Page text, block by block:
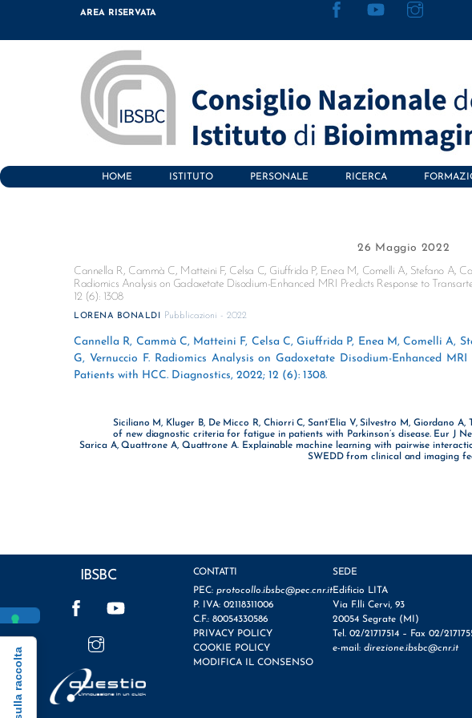
content
AREA RISERVATA
HOME ISTITUTO PERSONALE RICERCA
26 Maggio 2022
Cannella R, Cammà C, Matteini F, Celsa C, Giuffrida P, Enea M, Comelli A, Stefano A,
Radiomics Analysis on Gadoxetate Disodium-Enhanced MRI Predicts Response to
12 (6): 1308
LORENA BONALDI Pubblicazioni - 2022
Cannella R, Cammà C, Matteini F, Celsa C, Giuffrida P, Enea M, Comelli A,
G, Vernuccio F. Radiomics Analysis on Gadoxetate Disodium-Enhanced
Patients with HCC. Diagnostics, 2022; 12 (6): 1308.
Siciliano M, Kluger B, De Micco R, Chiorri C, Sant’Elia V, Silvestro M, Giordano A,
of new diagnostic criteria for fatigue in patients with Parkinson’s disease. Eur J
Sarica A, Quattrone A, Quattrone A. Explainable machine learning with pairwise
SWEDD from clinical and imaging
IBSBC
CONTATTI
PEC: protocollo.ibsbc@pec.cnr.it
P. IVA: 02118311006
C.F.: 80054330586
PRIVACY POLICY
COOKIE POLICY
MODIFICA IL CONSENSO
SEDE
Edificio LITA
Via F.lli Cervi, 93
20054 Segrate (MI)
Tel. 02/21717514 – Fax 02/
e-mail:direzione.ibsbc@cnr.it